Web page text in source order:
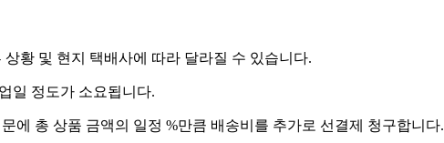
황 및 현지 택배사에 따라 달라질 수 있습니다.
일 정도가 소요됩니다.
에 총 상품 금액의 일정 %만큼 배송비를 추가로 선결제 청구합니다.